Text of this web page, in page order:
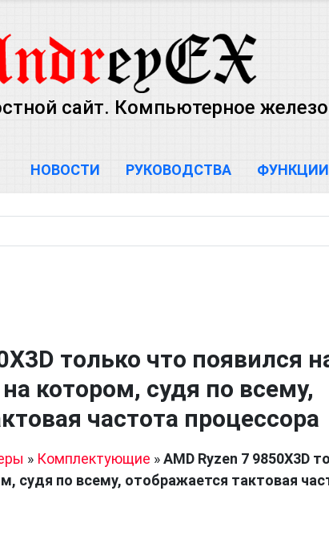
сайт. Компьютерное
НОВОСТИ РУКОВОДСТВА ФУНКЦИИ
только что появился
котором, судя по всему,
частота процессора
» Комплектующие »AMD Ryzen 7 9850X3D
судя по всему, отображается тактовая